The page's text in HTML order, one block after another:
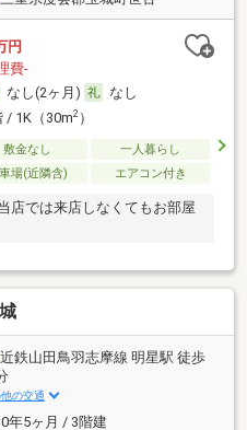
円
費-
なし(2ヶ月)
なし
/ 1K（30m2）
敷金なし
一人暮らし
場(近隣含) エアコン付き
店では来店しなくてもお部屋
近鉄山田鳥羽志摩線 明星駅 徒歩
の交通
年5ヶ月 / 3階建